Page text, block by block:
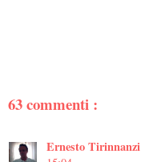
63 commenti :
Ernesto Tirinnanzi